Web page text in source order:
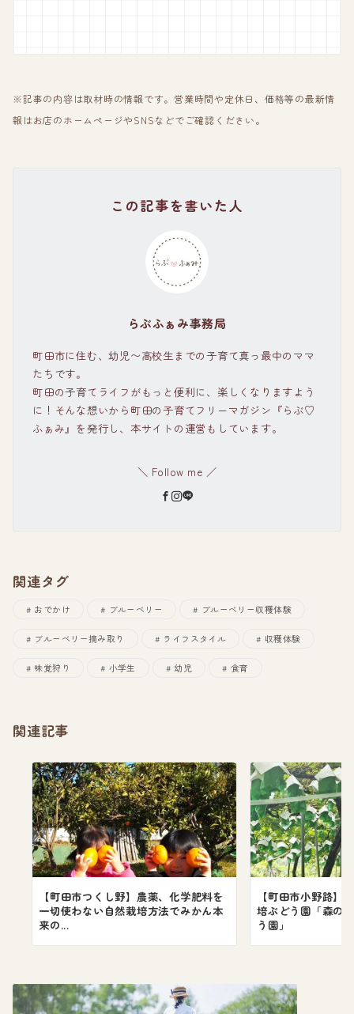
※記事の内容は取材時の情報です。営業時間や定休日、価格等の最新情
報はお店のホームページやSNSなどでご確認ください。
この記事を書いた人
らぶふぁみ事務局
町田市に住む、幼児〜高校生までの子育て真っ最中のママ
たちです。
町田の子育てライフがもっと便利に、楽しくなりますよう
に！そんな想いから町田の子育てフリーマガジン『らぶ♡
ふぁみ』を発行し、本サイトの運営もしています。
＼ Follow me ／
関連タグ
おでかけ ブルーベリー ブルーベリー収穫体験
ブルーベリー摘み取り ライフスタイル 収穫体験
味覚狩り 小学生 幼児 食育
関連記事
【町田市つくし野】農薬、化学肥料を
一切使わない自然栽培方法でみかん本
来の...
【町田市小野路】
培ぶどう園「森の
う園」